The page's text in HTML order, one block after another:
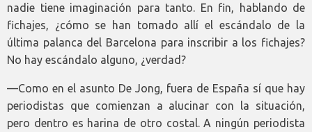
nadie tiene imaginación para tanto. En fin, hablando de
fichajes, ¿cómo se han tomado allí el escándalo de la
última palanca del Barcelona para inscribir a los fichajes?
No hay escándalo alguno, ¿verdad?
—Como en el asunto De Jong, fuera de España sí que hay
periodistas que comienzan a alucinar con la situación,
pero dentro es harina de otro costal. A ningún periodista